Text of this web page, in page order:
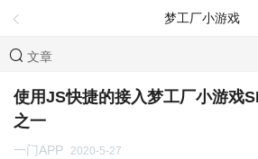
梦工厂小游戏
文章
使用JS快捷的接入梦工厂小游戏
之一
一门APP 2020-5-27